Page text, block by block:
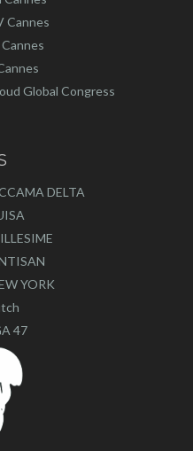
Cannes
Global Congress
DELTA
YORK
47